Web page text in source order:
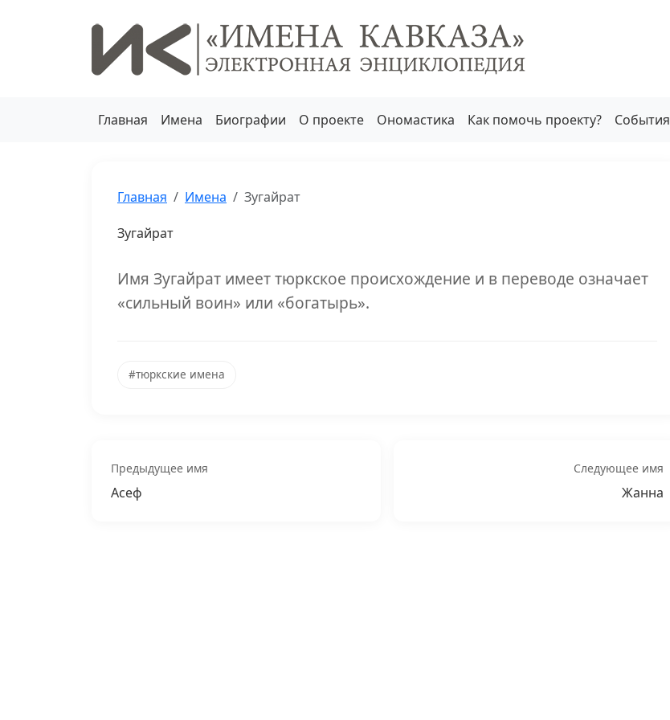
Главная Имена Биографии О проекте Ономастика Как помочь проекту? События
Главная Имена Зугайрат
Зугайрат
Имя Зугайрат имеет тюркское происхождение и в переводе означает
«сильный воин» или «богатырь».
#тюркские имена
Предыдущее имя
Асеф
Следующее имя
Жанна